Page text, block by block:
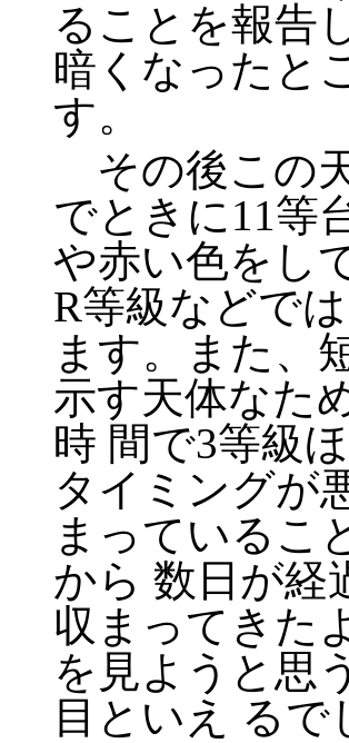
ることを報告
暗くなったと
す。
その後この
でときに11等
や赤い色をし
R等級などで
ます。また、
示す天体なた
時 間で3等級
タイミングが
まっているこ
から 数日が経
収まってきた
を見ようと思
目といえ るで